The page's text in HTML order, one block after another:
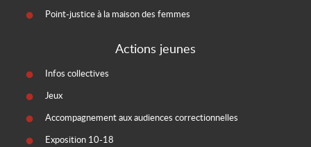
Point-justice à la maison des femmes
Actions jeunes
Infos collectives
Jeux
Accompagnement aux audiences correctionnelles
Exposition 10-18